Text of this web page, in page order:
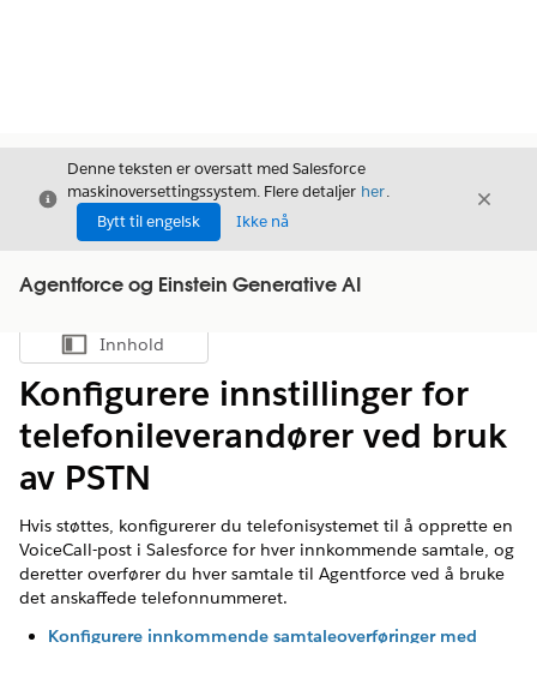
Avslutt
Denne teksten er oversatt med Salesforce
maskinoversettingssystem. Flere detaljer her.
Bytt til engelsk
Ikke nå
Avslutt
Agentforce og Einstein Generative AI
Vis innholdsfortegnelse
Innhold
Konfigurere innstillinger for
telefonileverandører ved bruk
av PSTN
Hvis støttes, konfigurerer du telefonisystemet til å opprette en
VoiceCall-post i Salesforce for hver innkommende samtale, og
deretter overfører du hver samtale til Agentforce ved å bruke
det anskaffede telefonnummeret.
Konfigurere innkommende samtaleoverføringer med